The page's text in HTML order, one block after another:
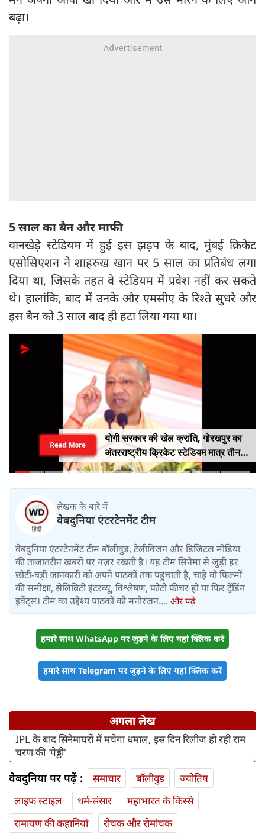
बढ़ा।
5 साल का बैन और माफी
वानखेड़े स्टेडियम में हुई इस झड़प के बाद, मुंबई क्रिकेट
एसोसिएशन ने शाहरुख खान पर 5 साल का प्रतिबंध लगा
दिया था, जिसके तहत वे स्टेडियम में प्रवेश नहीं कर सकते
थे। हालांकि, बाद में उनके और एमसीए के रिश्ते सुधरे और
इस बैन को 3 साल बाद ही हटा लिया गया था।
योगी सरकार की खेल क्रांति, गोरखपुर का
अंतरराष्ट्रीय क्रिकेट स्टेडियम मात्र तीन
महीने में लगभग 20% तैयार
Read More
लेखक के बारे में
वेबदुनिया एंटरटेनमेंट टीम
वेबदुनिया एंटरटेनमेंट टीम बॉलीवुड, टेलीविजन और डिजिटल मीडिया
की ताजातरीन खबरों पर नज़र रखती है। यह टीम सिनेमा से जुड़ी हर
छोटी-बड़ी जानकारी को अपने पाठकों तक पहुंचाती है, चाहे वो फिल्मों
की समीक्षा, सेलिब्रिटी इंटरव्यू, विश्लेषण, फोटो फीचर हो या फिर ट्रेंडिंग
इवेंट्स। टीम का उद्देश्य पाठकों को मनोरंजन.... और पढ़ें
हमारे साथ WhatsApp पर जुड़ने के लिए यहां क्लिक करें
हमारे साथ Telegram पर जुड़ने के लिए यहां क्लिक करें
अगला लेख
IPL के बाद सिनेमाघरों में मचेगा धमाल, इस दिन रिलीज हो रही राम
चरण की 'पेड्डी'
वेबदुनिया पर पढ़ें : समाचार बॉलीवुड
ज्योतिष
लाइफ स्‍टाइल
धर्म-संसार
महाभारत के किस्से
रामायण की कहानियां
रोचक और रोमांचक